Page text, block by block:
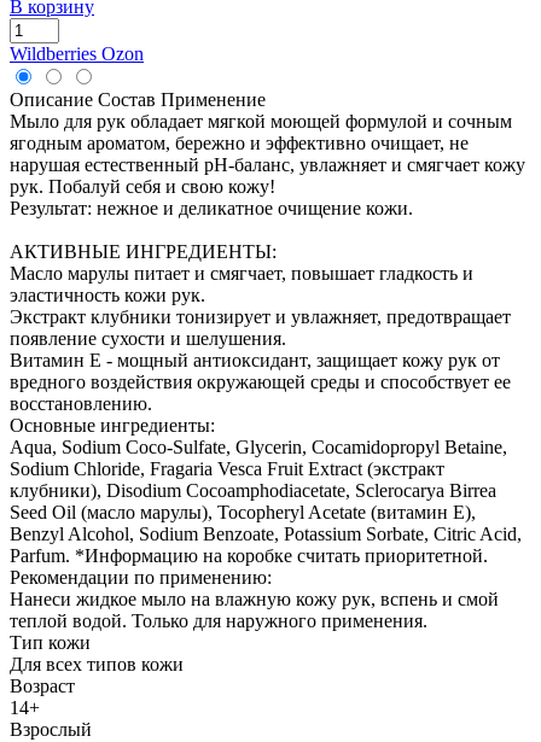
В корзину
Wildberries Ozon
Описание Состав Применение
Мыло для рук обладает мягкой моющей формулой и сочным
ягодным ароматом, бережно и эффективно очищает, не
нарушая естественный pH-баланс, увлажняет и смягчает кожу
рук. Побалуй себя и свою кожу!
Результат: нежное и деликатное очищение кожи.
АКТИВНЫЕ ИНГРЕДИЕНТЫ:
Масло марулы питает и смягчает, повышает гладкость и
эластичность кожи рук.
Экстракт клубники тонизирует и увлажняет, предотвращает
появление сухости и шелушения.
Витамин Е - мощный антиоксидант, защищает кожу рук от
вредного воздействия окружающей среды и способствует ее
восстановлению.
Основные ингредиенты:
Aqua, Sodium Coco-Sulfate, Glycerin, Cocamidopropyl Betaine,
Sodium Chloride, Fragaria Vesca Fruit Extract (экстракт
клубники), Disodium Cocoamphodiacetate, Sclerocarya Birrea
Seed Oil (масло марулы), Tocopheryl Acetate (витамин Е),
Benzyl Alcohol, Sodium Benzoate, Potassium Sorbate, Citric Acid,
Parfum. *Информацию на коробке считать приоритетной.
Рекомендации по применению:
Нанеси жидкое мыло на влажную кожу рук, вспень и смой
теплой водой. Только для наружного применения.
Тип кожи
Для всех типов кожи
Возраст
14+
Взрослый